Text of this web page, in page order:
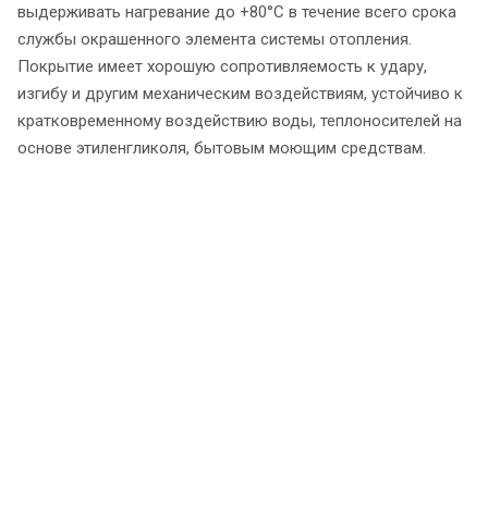
выдерживать нагревание до +80°С в течение всего срока
службы окрашенного элемента системы отопления.
Покрытие имеет хорошую сопротивляемость к удару,
изгибу и другим механическим воздействиям, устойчиво к
кратковременному воздействию воды, теплоносителей на
основе этиленгликоля, бытовым моющим средствам.